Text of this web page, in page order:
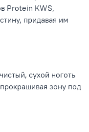
Protein KWS,
придавая им
сухой ноготь
зону под